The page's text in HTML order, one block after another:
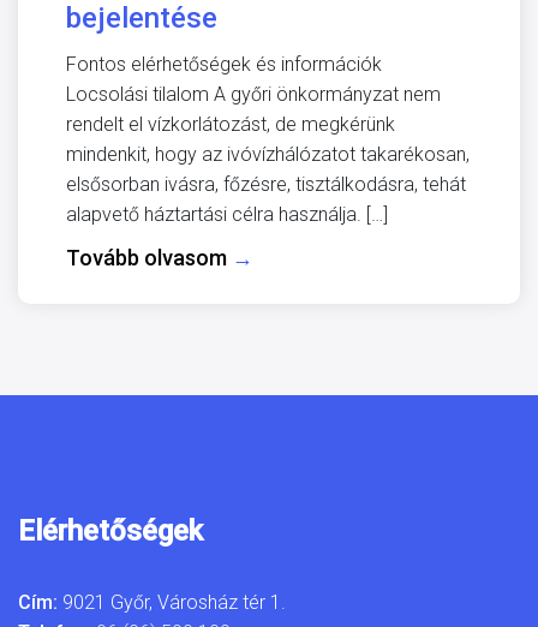
bejelentése
Fontos elérhetőségek és információk
Locsolási tilalom A győri önkormányzat nem
rendelt el vízkorlátozást, de megkérünk
mindenkit, hogy az ivóvízhálózatot takarékosan,
elsősorban ivásra, főzésre, tisztálkodásra, tehát
alapvető háztartási célra használja. […]
Tovább olvasom →
Elérhetőségek
Cím: 9021 Győr, Városház tér 1.